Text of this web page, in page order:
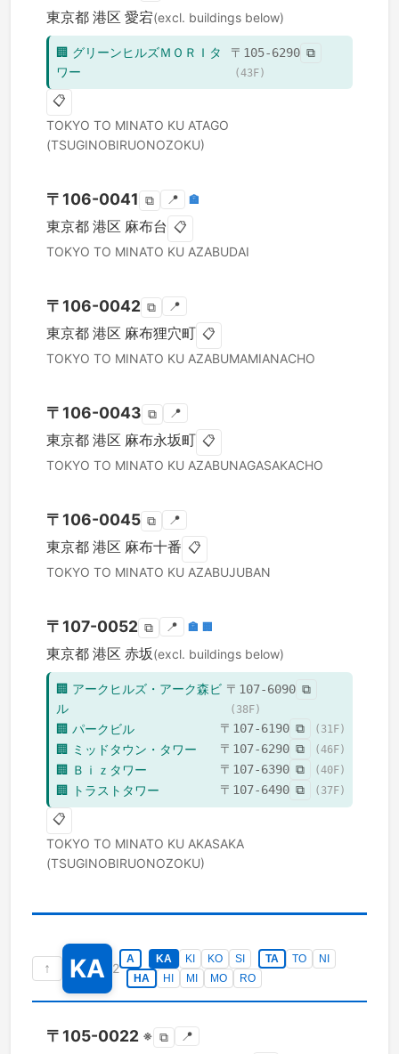
東京都 港区 愛宕(excl. buildings below)
🏢 グリーンヒルズＭＯＲＩタ
ワー
〒 105-6290 ⧉
(43F)
📋
TOKYO TO MINATO KU ATAGO
(TSUGINOBIRUONOZOKU)
〒 106-0041 ⧉ 📍 🏣
東京都 港区 麻布台 📋
TOKYO TO MINATO KU AZABUDAI
〒 106-0042 ⧉ 📍
東京都 港区 麻布狸穴町 📋
TOKYO TO MINATO KU AZABUMAMIANACHO
〒 106-0043 ⧉ 📍
東京都 港区 麻布永坂町 📋
TOKYO TO MINATO KU AZABUNAGASAKACHO
〒 106-0045 ⧉ 📍
東京都 港区 麻布十番 📋
TOKYO TO MINATO KU AZABUJUBAN
〒 107-0052 ⧉ 📍 🏣 🏢
東京都 港区 赤坂(excl. buildings below)
🏢 アークヒルズ・アーク森ビ
ル
〒 107-6090 ⧉
( 38F)
🏢 パークビル 〒 107-6190 ⧉ ( 31F)
🏢 ミッドタウン・タワー 〒 107-6290 ⧉ (46F)
🏢 Ｂｉｚタワー 〒 107-6390 ⧉ (40F)
🏢 トラストタワー 〒 107-6490 ⧉ ( 37F)
📋
TOKYO TO MINATO KU AKASAKA
(TSUGINOBIRUONOZOKU)
↑ KA 2
A KA KI KO SI TA TO
NI
HA
HI MI MO RO
〒 105-0022 ※ ⧉ 📍